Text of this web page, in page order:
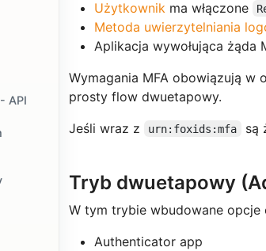
API
Użytkownik ma włączone
Metoda uwierzytelniania
Aplikacja wywołująca żąda
Wymagania MFA obowiązują w
prosty flow dwuetapowy.
Jeśli wraz z
urn:foxids:mfa są
Tryb dwuetapowy
W tym trybie wbudowane
Authenticator app